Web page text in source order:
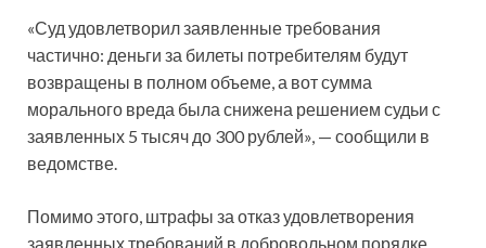
«Суд удовлетворил заявленные требования
частично: деньги за билеты потребителям будут
возвращены в полном объеме, а вот сумма
морального вреда была снижена решением судьи с
заявленных 5 тысяч до 300 рублей», — сообщили в
ведомстве.
Помимо этого, штрафы за отказ удовлетворения
заявленных требований в добровольном порядке